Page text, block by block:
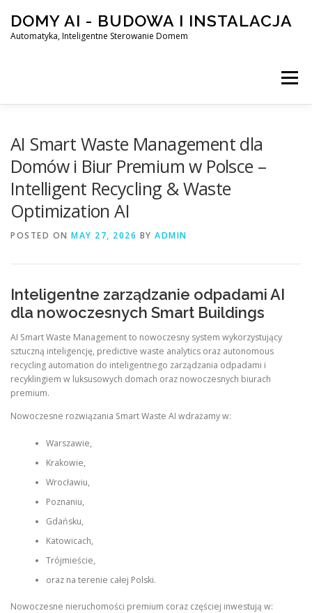
content
DOMY AI - BUDOWA I INSTALACJA
Automatyka, Inteligentne Sterowanie Domem
Menu
SMART DOM AI – AUTOMATYKA, INTELIGENTNE
BLOG KONTAKT
AI Smart Waste Management dla
Domów i Biur Premium w Polsce –
Intelligent Recycling & Waste
Optimization AI
POSTED ON MAY 27, 2026 BY ADMIN
Inteligentne zarządzanie odpadami AI
dla nowoczesnych Smart Buildings
AI Smart Waste Management to nowoczesny system wykorzystujący
sztuczną inteligencję, predictive waste analytics oraz autonomous
recycling automation do inteligentnego zarządzania odpadami i
recyklingiem w luksusowych domach oraz nowoczesnych biurach
premium.
Nowoczesne rozwiązania Smart Waste AI wdrażamy w:
Warszawie,
Krakowie,
Wrocławiu,
Poznaniu,
Gdańsku,
Katowicach,
Trójmieście,
oraz na terenie całej Polski.
Nowoczesne nieruchomości premium coraz częściej inwestują w: